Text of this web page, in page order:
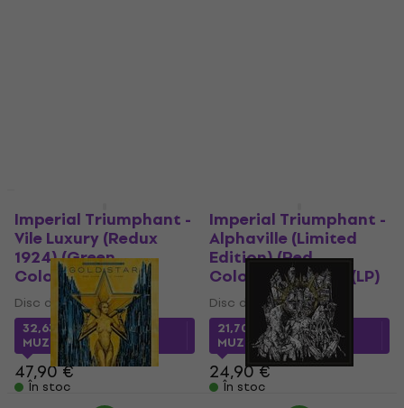
Imperial Triumphant -
Vile Luxury (Redux
1924) (Green
Coloured) (2 LP)
Disc de vinil
32,63 €cu codul
MUZMUZ-30
47,90 €
În stoc
Imperial Triumphant -
Alphaville (Limited
Edition) (Red
Coloured) (180 g) (LP)
Disc de vinil
21,70 € cu codul
MUZMUZ-10
24,90 €
În stoc